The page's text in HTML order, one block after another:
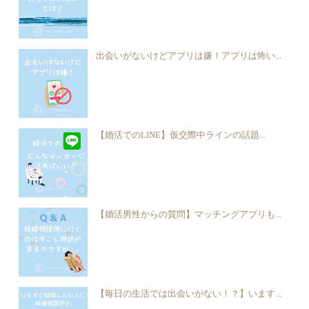
出会いがないけどアプリは嫌！アプリは怖い...
【婚活でのLINE】仮交際中ラインの話題...
【婚活男性からの質問】マッチングアプリも...
【毎日の生活では出会いがない！？】います...